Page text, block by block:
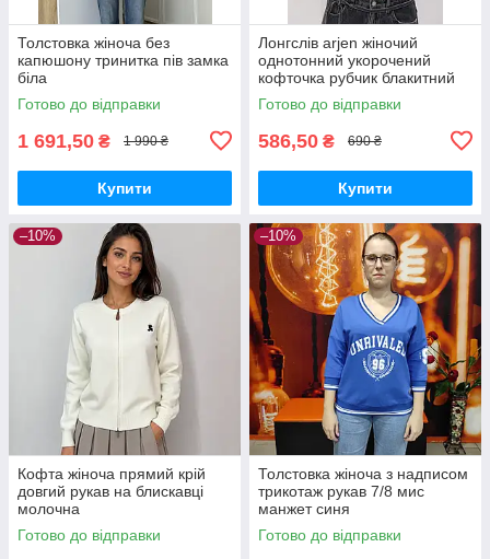
Толстовка жіноча без
капюшону тринитка пів замка
біла
Готово до відправки
1 691,50 ₴ 1 990 ₴
Купити
Лонгслів arjen жіночий
однотонний укорочений
кофточка рубчик блакитний
Готово до відправки
586,50 ₴ 690 ₴
Купити
–10%
Кофта жіноча прямий крій
довгий рукав на блискавці
молочна
Готово до відправки
–10%
Толстовка жіноча з надписом
трикотаж рукав 7/8 мис
манжет синя
Готово до відправки